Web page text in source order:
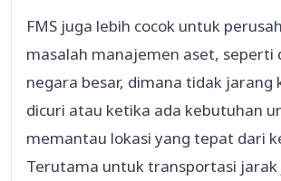
FMS juga lebih cocok untuk
masalah manajemen aset, seperti
negara besar, dimana tidak jarang
dicuri atau ketika ada kebutuhan
memantau lokasi yang tepat dari
Terutama untuk transportasi